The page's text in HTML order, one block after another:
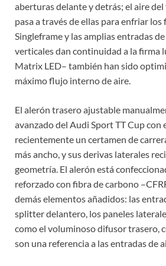
aberturas delante y detrás; el aire
pasa a través de ellas para enfriar
Singleframe y las amplias entradas
verticales dan continuidad a la firma
Matrix LED– también han sido
máximo flujo interno de aire.
El alerón trasero ajustable
avanzado del Audi Sport TT Cup con
recientemente un certamen de
más ancho, y sus derivas laterales
geometría. El alerón está
reforzado con fibra de carbono
demás elementos añadidos: las
splitter delantero, los paneles
como el voluminoso difusor trasero,
son una referencia a las entradas de